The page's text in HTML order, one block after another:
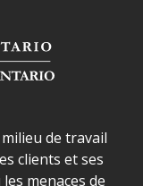
locaux d'AJO.
de travail
clients et ses
menaces de